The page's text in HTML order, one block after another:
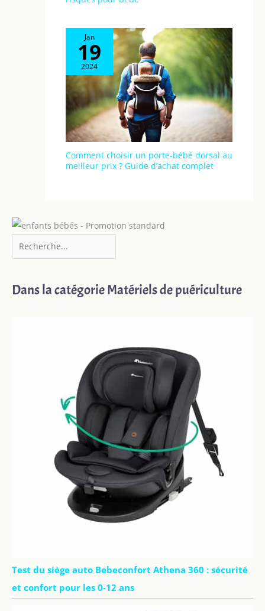
Jan
19
2024
Comment choisir un porte-bébé dorsal au
meilleur prix ? Guide d’achat complet
Dans la catégorie Matériels de puériculture
Test du siège auto Bebeconfort Athena 360 : sécurité
et confort pour les 0-12 ans